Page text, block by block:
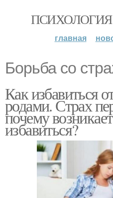
главная
Борьба со
Как избавиться
родами. Страх
почему
избавиться?